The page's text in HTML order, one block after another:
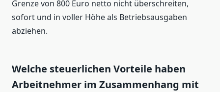
Grenze von 800 Euro netto nicht überschreiten,
sofort und in voller Höhe als Betriebsausgaben
abziehen.
Welche steuerlichen Vorteile haben
Arbeitnehmer im Zusammenhang mit